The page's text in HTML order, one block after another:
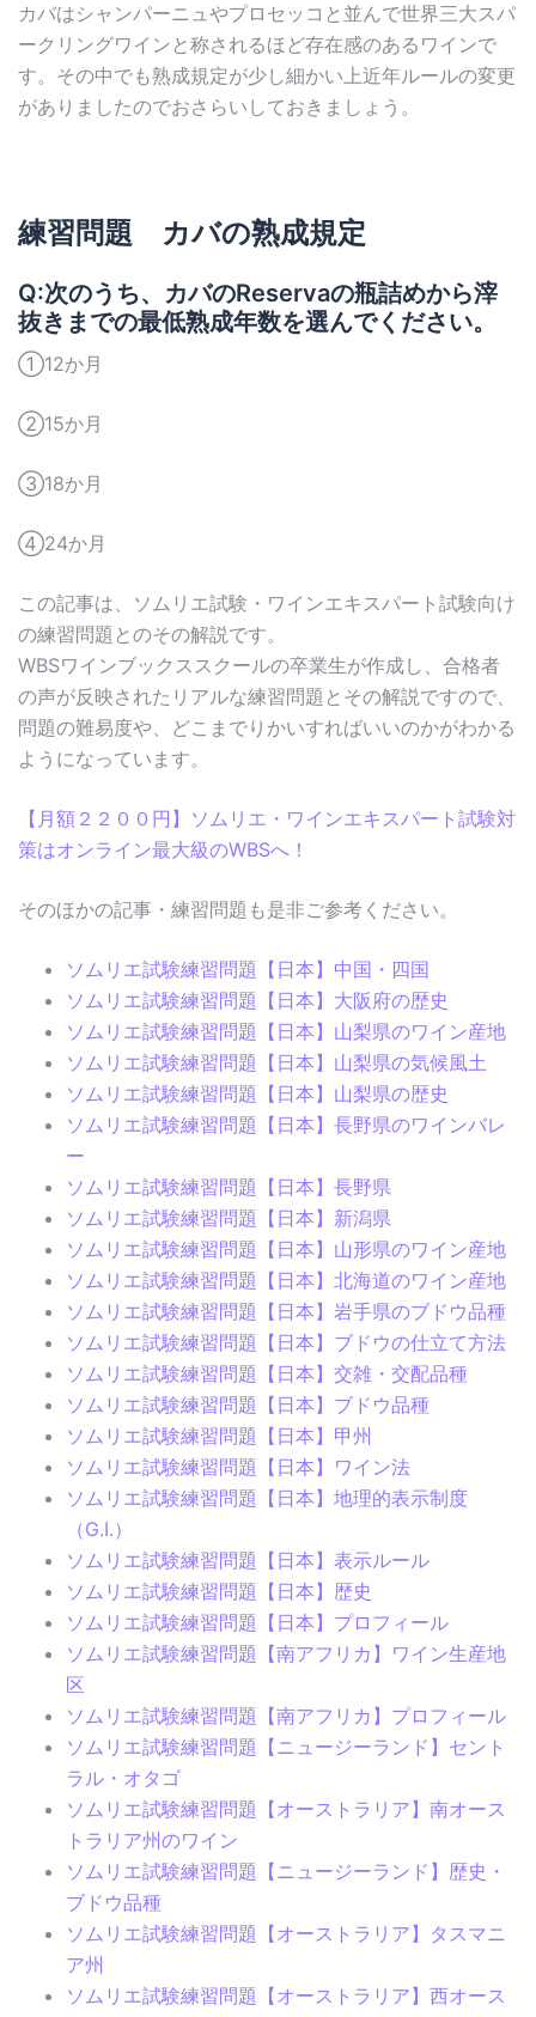
カバはシャンパーニュやプロセッコと並んで世界三大スパ
ークリングワインと称されるほど存在感のあるワインで
す。その中でも熟成規定が少し細かい上近年ルールの変更
がありましたのでおさらいしておきましょう。
練習問題 カバの熟成規定
Q:次のうち、カバのReservaの瓶詰めから滓
抜きまでの最低熟成年数を選んでください。
①12か月
②15か月
③18か月
④24か月
この記事は、ソムリエ試験・ワインエキスパート試験向け
の練習問題とのその解説です。
WBSワインブックススクールの卒業生が作成し、合格者
の声が反映されたリアルな練習問題とその解説ですので、
問題の難易度や、どこまでりかいすればいいのかがわかる
ようになっています。
【月額２２００円】ソムリエ・ワインエキスパート試験対
策はオンライン最大級のWBSへ！
そのほかの記事・練習問題も是非ご参考ください。
ソムリエ試験練習問題【日本】中国・四国
ソムリエ試験練習問題【日本】大阪府の歴史
ソムリエ試験練習問題【日本】山梨県のワイン産地
ソムリエ試験練習問題【日本】山梨県の気候風土
ソムリエ試験練習問題【日本】山梨県の歴史
ソムリエ試験練習問題【日本】長野県のワインバレ
ー
ソムリエ試験練習問題【日本】長野県
ソムリエ試験練習問題【日本】新潟県
ソムリエ試験練習問題【日本】山形県のワイン産地
ソムリエ試験練習問題【日本】北海道のワイン産地
ソムリエ試験練習問題【日本】岩手県のブドウ品種
ソムリエ試験練習問題【日本】ブドウの仕立て方法
ソムリエ試験練習問題【日本】交雑・交配品種
ソムリエ試験練習問題【日本】ブドウ品種
ソムリエ試験練習問題【日本】甲州
ソムリエ試験練習問題【日本】ワイン法
ソムリエ試験練習問題【日本】地理的表示制度
（G.I.）
ソムリエ試験練習問題【日本】表示ルール
ソムリエ試験練習問題【日本】歴史
ソムリエ試験練習問題【日本】プロフィール
ソムリエ試験練習問題【南アフリカ】ワイン生産地
区
ソムリエ試験練習問題【南アフリカ】プロフィール
ソムリエ試験練習問題【ニュージーランド】セント
ラル・オタゴ
ソムリエ試験練習問題【オーストラリア】南オース
トラリア州のワイン
ソムリエ試験練習問題【ニュージーランド】歴史・
ブドウ品種
ソムリエ試験練習問題【オーストラリア】タスマニ
ア州
ソムリエ試験練習問題【オーストラリア】西オース